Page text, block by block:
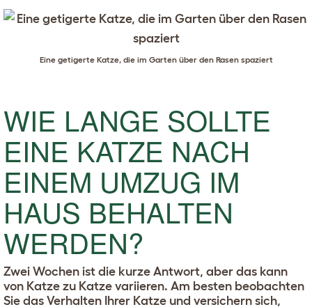
Eine getigerte Katze, die im Garten über den Rasen spaziert
WIE LANGE SOLLTE
EINE KATZE NACH
EINEM UMZUG IM
HAUS BEHALTEN
WERDEN?
Zwei Wochen ist die kurze Antwort, aber das kann
von Katze zu Katze variieren. Am besten beobachten
Sie das Verhalten Ihrer Katze und versichern sich,